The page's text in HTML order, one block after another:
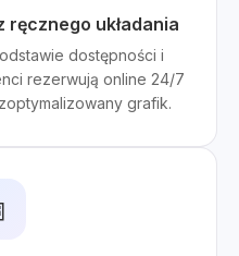
układania
dostępności i
rezerwują online 24/7
grafik.